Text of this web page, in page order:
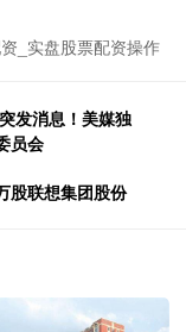
_实盘股票配资操作
发消息！美媒独
员会
股联想集团股份